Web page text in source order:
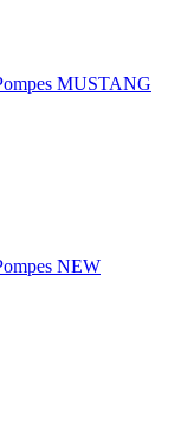
MUSTANG
NEW